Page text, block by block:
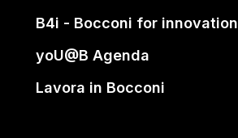
B4i - Bocconi for innovation
yoU@B Agenda
Lavora in Bocconi